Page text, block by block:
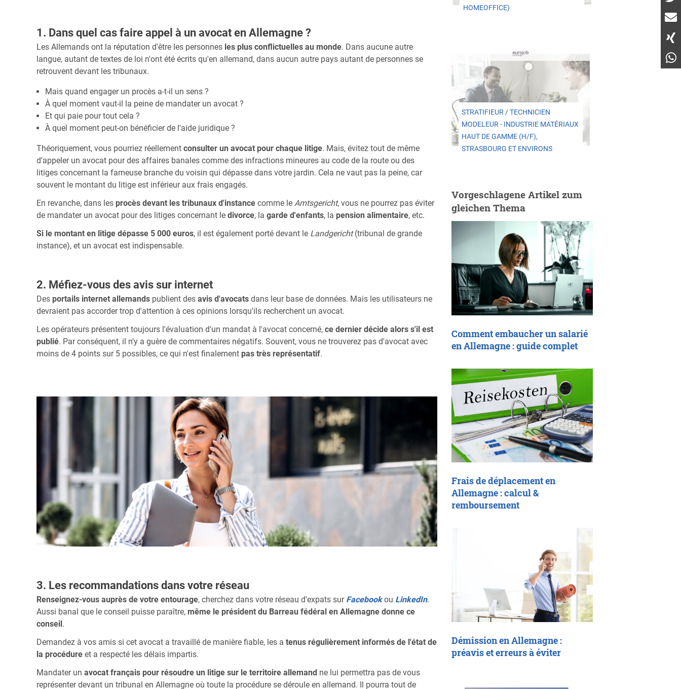
1. Dans quel cas faire appel à un avocat en Allemagne ?
Les Allemands ont la réputation d'être les personnes les plus conflictuelles au monde. Dans aucune autre
langue, autant de textes de loi n'ont été écrits qu'en allemand, dans aucun autre pays autant de personnes se
retrouvent devant les tribunaux.
Mais quand engager un procès a-t-il un sens ?
À quel moment vaut-il la peine de mandater un avocat ?
Et qui paie pour tout cela ?
À quel moment peut-on bénéficier de l'aide juridique ?
Théoriquement, vous pourriez réellement consulter un avocat pour chaque litige. Mais, évitez tout de même
d'appeler un avocat pour des affaires banales comme des infractions mineures au code de la route ou des
litiges concernant la fameuse branche du voisin qui dépasse dans votre jardin. Cela ne vaut pas la peine, car
souvent le montant du litige est inférieur aux frais engagés.
En revanche, dans les procès devant les tribunaux d'instance comme le Amtsgericht, vous ne pourrez pas éviter
de mandater un avocat pour des litiges concernant le divorce, la garde d'enfants, la pension alimentaire, etc.
Si le montant en litige dépasse 5 000 euros, il est également porté devant le Landgericht(tribunal de grande
instance), et un avocat est indispensable.
2. Méfiez-vous des avis sur internet
Des portails internet allemands publient des avis d'avocats dans leur base de données. Mais les utilisateurs ne
devraient pas accorder trop d'attention à ces opinions lorsqu'ils recherchent un avocat.
Les opérateurs présentent toujours l'évaluation d'un mandat à l'avocat concerné, ce dernier décide alors s'il est
publié. Par conséquent, il n'y a guère de commentaires négatifs. Souvent, vous ne trouverez pas d'avocat avec
moins de 4 points sur 5 possibles, ce qui n'est finalement pas très représentatif.
3. Les recommandations dans votre réseau
Renseignez-vous auprès de votre entourage, cherchez dans votre réseau d'expats sur Facebookou LinkedIn.
Aussi banal que le conseil puisse paraître, même le président du Barreau fédéral en Allemagne donne ce
conseil .
Demandez à vos amis si cet avocat a travaillé de manière fiable, les a tenus régulièrement informés de l'état de
la procédure et a respecté les délais impartis.
Mandater un avocat français pour résoudre un litige sur le territoire allemand ne lui permettra pas de vous
représenter devant un tribunal en Allemagne où toute la procédure se déroule en allemand. Il pourra tout de
HOMEOFFICE)
STRATIFIEUR / TECHNICIEN
MODELEUR - INDUSTRIE MATÉRIAUX
HAUT DE GAMME (H/F),
STRASBOURG ET ENVIRONS
Vorgeschlagene Artikel zum
gleichen Thema
Comment embaucher un salarié
en Allemagne : guide complet
Frais de déplacement en
Allemagne : calcul &
remboursement
Démission en Allemagne :
préavis et erreurs à éviter